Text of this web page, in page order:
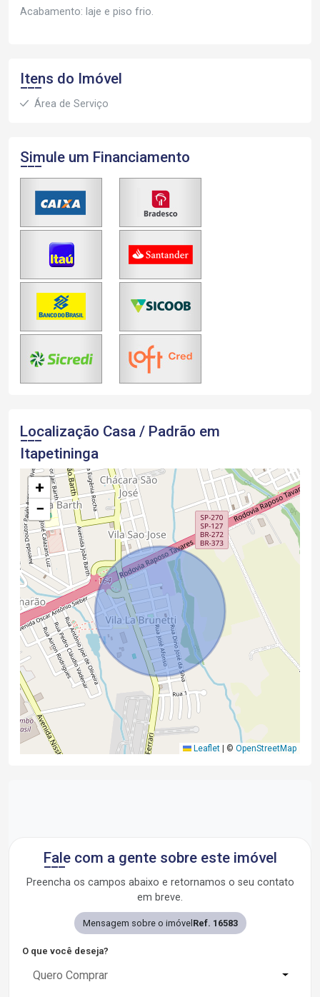
Acabamento: laje e piso frio.
Itens do Imóvel
Área de Serviço
Simule um Financiamento
Localização Casa / Padrão em
Itapetininga
+
−
Leaflet | © OpenStreetMap
Fale com a gente sobre este imóvel
Preencha os campos abaixo e retornamos o seu contato
em breve.
Mensagem sobre o imóvelRef. 16583
O que você deseja?
Quero Comprar